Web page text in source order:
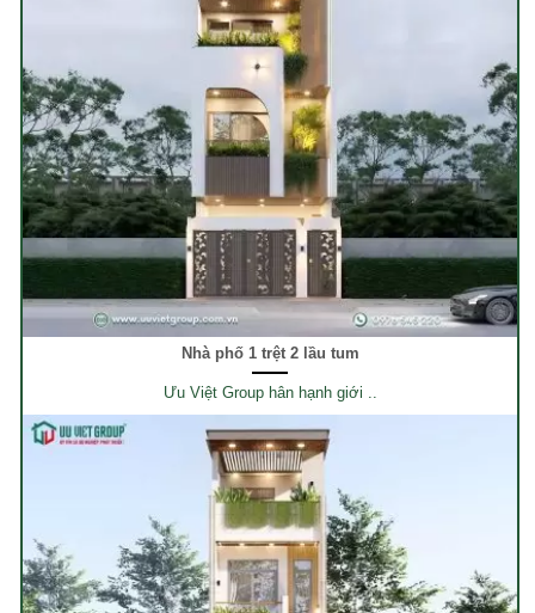
Nhà phố 1 trệt 2 lầu tum
Ưu Việt Group hân hạnh giới ..